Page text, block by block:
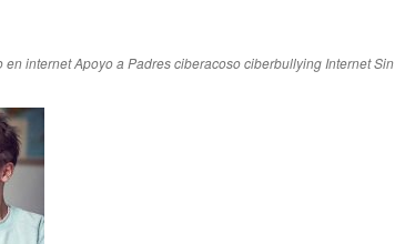
en internetApoyo a Padresciberacosociberbullying InternetSin